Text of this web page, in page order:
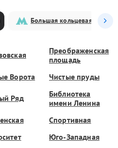
Большая кольцевая
Преображенская
площадь
Ворота Чистые пруды
Ряд
Библиотека
имени Ленина
Спортивная
Юго-Западная